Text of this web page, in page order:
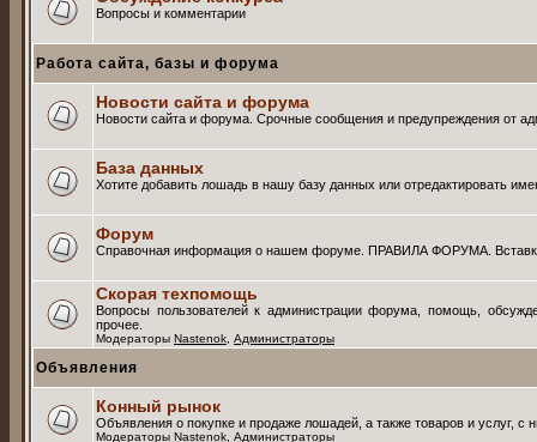
Вопросы и комментарии
Работа сайта, базы и форума
Новости сайта и форума
Новости сайта и форума. Срочные сообщения и предупреждения от
База данных
Хотите добавить лошадь в нашу базу данных или отредактировать
Форум
Справочная информация о нашем форуме. ПРАВИЛА ФОРУМА.
Скорая техпомощь
Вопросы пользователей к администрации форума, помощь,
прочее.
Модераторы Nastenok Администраторы
Объявления
Конный рынок
Объявления о покупке и продаже лошадей, а также товаров и услуг, с
Модераторы Nastenok Администраторы